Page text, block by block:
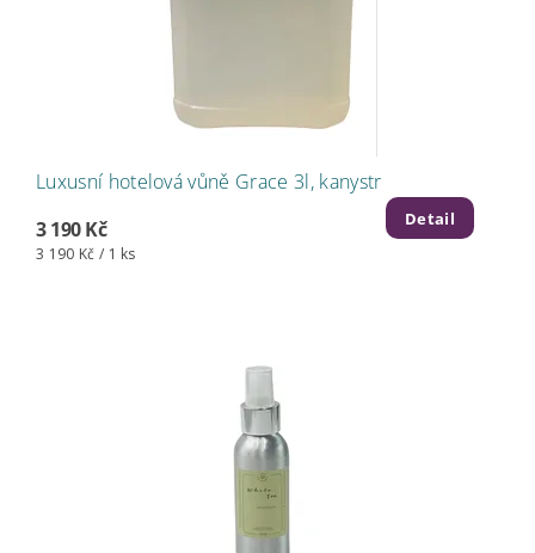
Luxusní hotelová vůně Grace 3l, kanystr
3 190 Kč
3 190 Kč / 1 ks
Detail